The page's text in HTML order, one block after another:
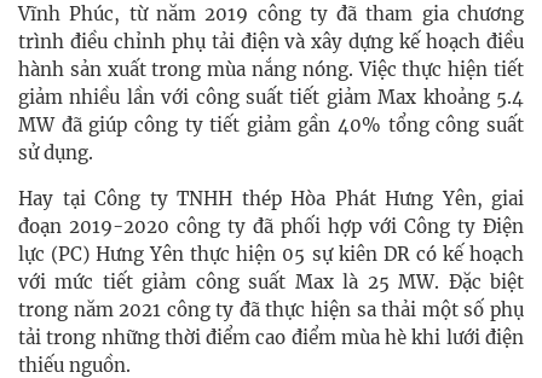
Vĩnh Phúc, từ năm 2019 công ty đã tham gia chương
trình điều chỉnh phụ tải điện và xây dựng kế hoạch điều
hành sản xuất trong mùa nắng nóng. Việc thực hiện tiết
giảm nhiều lần với công suất tiết giảm Max khoảng 5.4
MW đã giúp công ty tiết giảm gần 40% tổng công suất
sử dụng.
Hay tại Công ty TNHH thép Hòa Phát Hưng Yên, giai
đoạn 2019-2020 công ty đã phối hợp với Công ty Điện
lực (PC) Hưng Yên thực hiện 05 sự kiên DR có kế hoạch
với mức tiết giảm công suất Max là 25 MW. Đặc biệt
trong năm 2021 công ty đã thực hiện sa thải một số phụ
tải trong những thời điểm cao điểm mùa hè khi lưới điện
thiếu nguồn.